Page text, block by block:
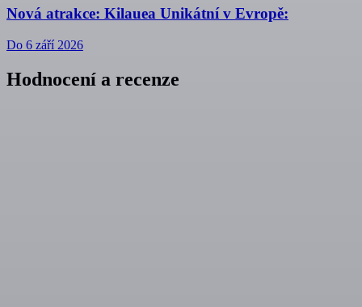
Nová atrakce: Kilauea Unikátní v Evropě:
Do 6 září 2026
Hodnocení a recenze